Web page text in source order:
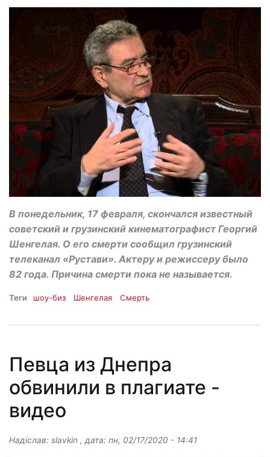
В понедельник, 17 февраля, скончался известный
советский и грузинский кинематографист Георгий
Шенгелая. О его смерти сообщил грузинский
телеканал «Рустави». Актеру и режиссеру было
82 года. Причина смерти пока не называется.
Теги шоу-биз Шенгелая Смерть
Певца из Днепра
обвинили в плагиате -
видео
Надіслав: slavkin , дата: пн, 02/17/2020 - 14:41